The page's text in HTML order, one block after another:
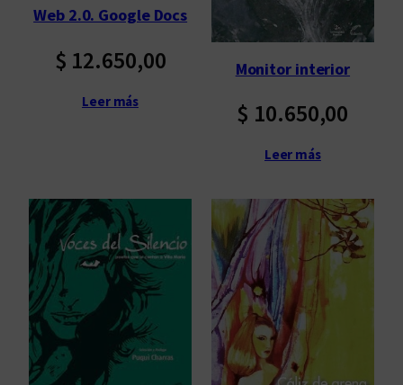
Web 2.0. Google Docs
$ 12.650,00
Leer más
Monitor interior
$ 10.650,00
Leer más